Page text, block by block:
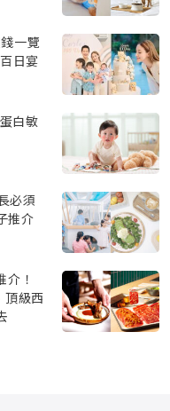
一覽
日宴
白敏
必須
推介
！
頂級西